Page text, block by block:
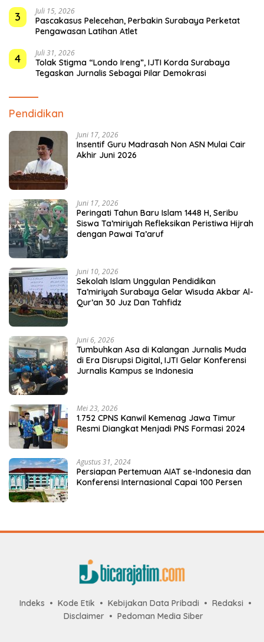
3 Juli 15, 2026
Pascakasus Pelecehan, Perbakin Surabaya Perketat
Pengawasan Latihan Atlet
4 Juli 31, 2026
Tolak Stigma “Londo Ireng”, IJTI Korda Surabaya
Tegaskan Jurnalis Sebagai Pilar Demokrasi
Pendidikan
Juni 17, 2026
Insentif Guru Madrasah Non ASN Mulai Cair
Akhir Juni 2026
Juni 17, 2026
Peringati Tahun Baru Islam 1448 H, Seribu
Siswa Ta’miriyah Refleksikan Peristiwa Hijrah
dengan Pawai Ta’aruf
Juni 10, 2026
Sekolah Islam Unggulan Pendidikan
Ta’miriyah Surabaya Gelar Wisuda Akbar Al-
Qur’an 30 Juz Dan Tahfidz
Juni 6, 2026
Tumbuhkan Asa di Kalangan Jurnalis Muda
di Era Disrupsi Digital, IJTI Gelar Konferensi
Jurnalis Kampus se Indonesia
Mei 23, 2026
1.752 CPNS Kanwil Kemenag Jawa Timur
Resmi Diangkat Menjadi PNS Formasi 2024
Agustus 31, 2024
Persiapan Pertemuan AIAT se-Indonesia dan
Konferensi Internasional Capai 100 Persen
Indeks Kode Etik Kebijakan Data Pribadi
Redaksi
Disclaimer
Pedoman Media Siber